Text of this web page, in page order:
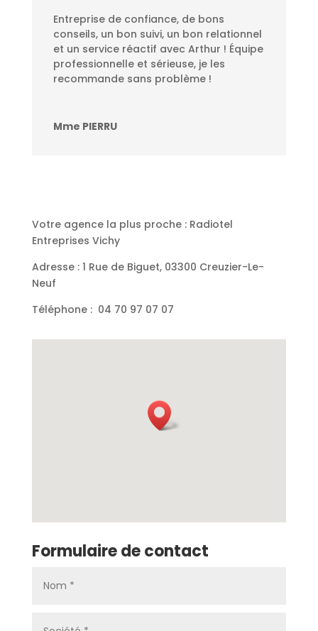
Entreprise de confiance, de bons
conseils, un bon suivi, un bon relationnel
et un service réactif avec Arthur ! Équipe
professionnelle et sérieuse, je les
recommande sans problème !
Mme PIERRU
Votre agence la plus proche : Radiotel
Entreprises Vichy
Adresse : 1 Rue de Biguet, 03300 Creuzier-Le-
Neuf
Téléphone : 04 70 97 07 07
Formulaire de contact